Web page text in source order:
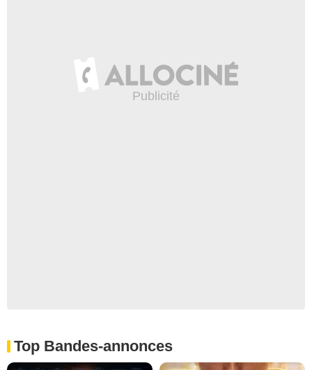
Top Bandes-annonces